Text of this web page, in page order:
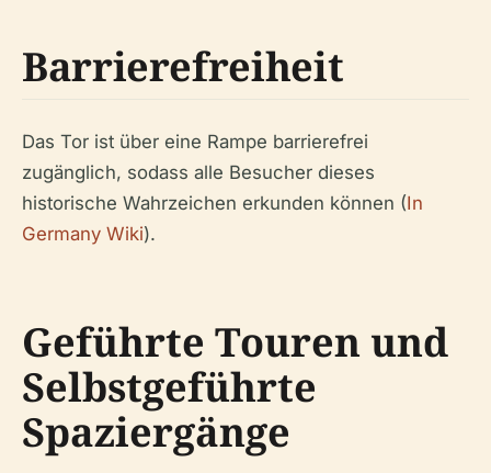
Barrierefreiheit
Das Tor ist über eine Rampe barrierefrei
zugänglich, sodass alle Besucher dieses
historische Wahrzeichen erkunden können (In
Germany Wiki).
Geführte Touren und
Selbstgeführte
Spaziergänge